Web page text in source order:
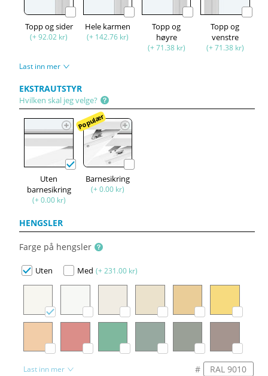
Topp og sider
(+ 92.02 kr)
Hele karmen
(+ 142.76 kr)
Topp og
høyre
(+ 71.38 kr)
Topp og
venstre
(+ 71.38 kr)
Last inn mer
EKSTRAUTSTYR
Hvilken skal jeg velge?
Uten
barnesikring
(+ 0.00 kr)
Populær
Barnesikring
(+ 0.00 kr)
HENGSLER
Farge på hengsler
Uten Med (+ 231.00 kr)
Last inn mer #